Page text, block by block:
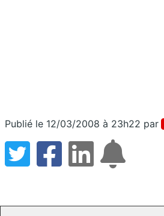
Publié le 12/03/2008 à 23h22 par